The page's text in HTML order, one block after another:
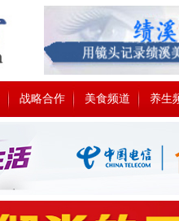
战略合作 美食频道 养生